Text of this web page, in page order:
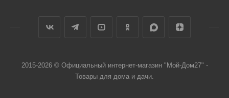
2015-2026 © Официальный интернет-магазин "Мой-Дом27" -
Товары для дома и дачи.